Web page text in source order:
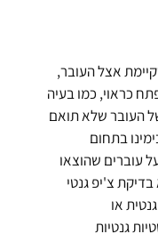
אצל העובר,
כראוי, כמו בעיה
העובר שלא תואם
בתחום
עוברים שהוצאו
צ'יפ גנטי
או
גנטיות